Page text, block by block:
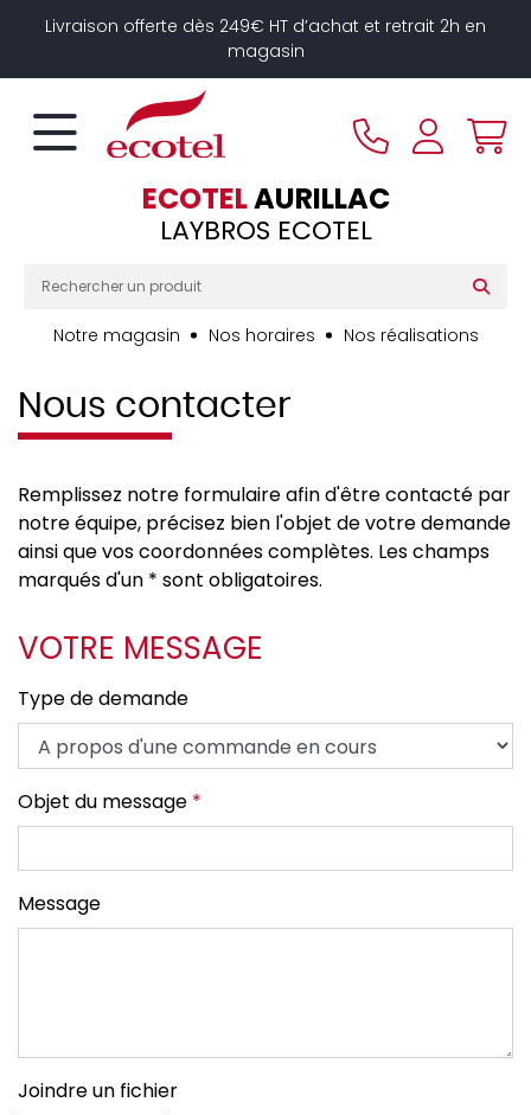
Livraison offerte dès 249€ HT d’achat et retrait 2h en
magasin
ECOTELAURILLAC
LAYBROS ECOTEL
Notre magasin Nos horaires Nos réalisations
Nous contacter
Remplissez notre formulaire afin d'être contacté par
notre équipe, précisez bien l'objet de votre demande
ainsi que vos coordonnées complètes. Les champs
marqués d'un * sont obligatoires.
VOTRE MESSAGE
Type de demande
Objet du message *
Message
Joindre un fichier
Panneau de gestion des cookies